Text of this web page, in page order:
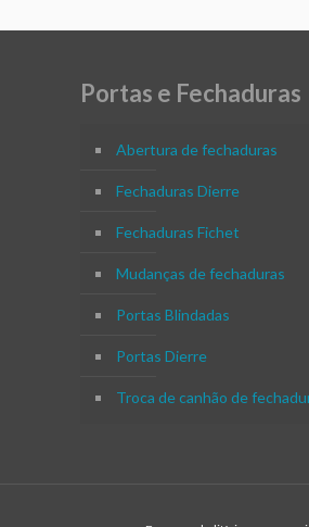
Portas e Fechaduras
Abertura de fechaduras
Fechaduras Dierre
Fechaduras Fichet
Mudanças de fechaduras
Portas Blindadas
Portas Dierre
Troca de canhão de